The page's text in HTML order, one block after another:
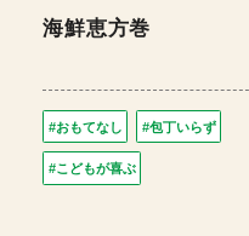
海鮮恵方巻
#おもてなし #包丁いらず
#こどもが喜ぶ